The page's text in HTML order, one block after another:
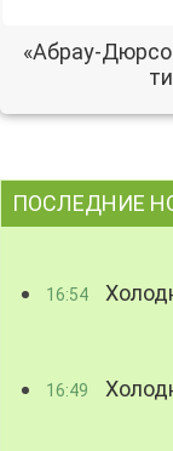
«Абрау-
ПОСЛЕДНИЕ
16:54
16:49